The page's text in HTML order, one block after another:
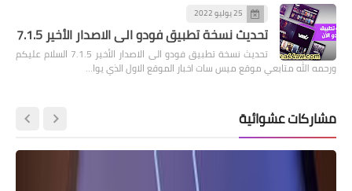
25 يوليو 2022
تحديث نسخة تطبيق فودو الى الاصدار الأخير 7.1.5
تحديث نسخة تطبيق فودو الى الاصدار الأخير 7.1.5 السلام عليكم
ورحمه الله متابعي موقع ميس سات اخبار الموقع الاول الذي يوا…
مشاركات عشوائية